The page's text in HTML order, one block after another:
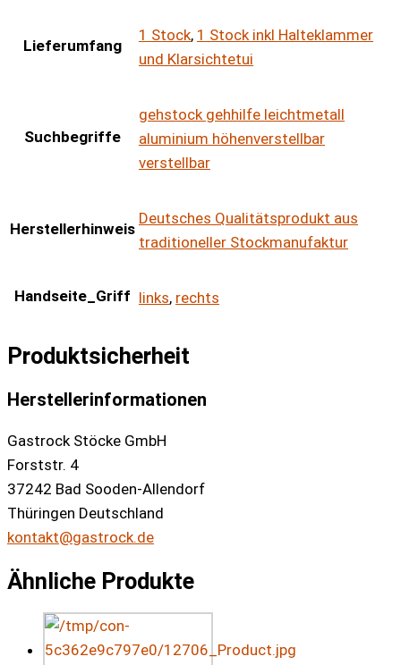
Lieferumfang
1 Stock, 1 Stock inkl Halteklammer
und Klarsichtetui
Suchbegriffe
gehstock gehhilfe leichtmetall
aluminium höhenverstellbar
verstellbar
Herstellerhinweis
Deutsches Qualitätsprodukt aus
traditioneller Stockmanufaktur
Handseite_Griff links, rechts
Produktsicherheit
Herstellerinformationen
Gastrock Stöcke GmbH
Forststr. 4
37242 Bad Sooden-Allendorf
Thüringen Deutschland
kontakt@gastrock.de
Ähnliche Produkte